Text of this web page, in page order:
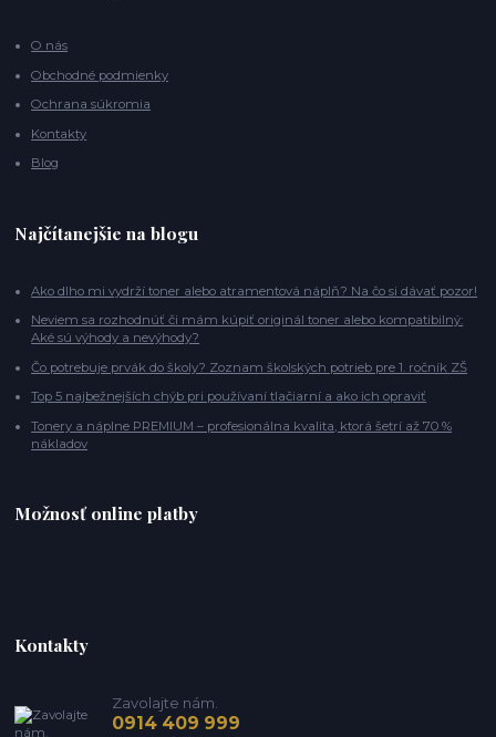
O nás
Obchodné podmienky
Ochrana súkromia
Kontakty
Blog
Najčítanejšie na blogu
Ako dlho mi vydrží toner alebo atramentová náplň? Na čo si dávať pozor!
Neviem sa rozhodnúť či mám kúpiť originál toner alebo kompatibilný:
Aké sú výhody a nevýhody?
Čo potrebuje prvák do školy? Zoznam školských potrieb pre 1. ročník ZŠ
Top 5 najbežnejších chýb pri používaní tlačiarní a ako ich opraviť
Tonery a náplne PREMIUM – profesionálna kvalita, ktorá šetrí až 70 %
nákladov
Možnosť online platby
Kontakty
Zavolajte nám.
0914 409 999